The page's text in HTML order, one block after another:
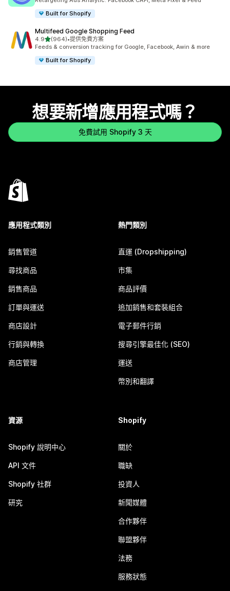
Built for Shopify
Multifeed Google Shopping Feed
4.9滿分 5 顆星
(964)
共有 964 則評價
•提供免費方案
Feeds & conversion tracking for Google, Facebook, Awin & more
Built for Shopify
想要新增應用程式嗎？
免費試用 Shopify 3 天
應用程式類別
銷售管道
尋找商品
銷售商品
訂單與運送
商店設計
行銷與轉換
商店管理
熱門類別
直運 (Dropshipping)
市集
商品評價
追加銷售和套裝組合
電子郵件行銷
搜尋引擎最佳化 (SEO)
運送
幣別和翻譯
資源
Shopify 說明中心
API 文件
Shopify 社群
研究
Shopify
關於
職缺
投資人
新聞媒體
合作夥伴
聯盟夥伴
法務
服務狀態